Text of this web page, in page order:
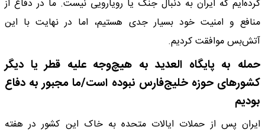
کرده‌ایم که ایران به دنبال جنگ یا رویارویی نیست. ما در دفاع از
منافع و امنیت خود بسیار جدی هستیم، اما در نهایت با این
آتش‌بس موافقت کردیم.
حمله به پایگاه العدید به هیچ‌وجه علیه قطر یا دیگر
کشورهای حوزه خلیج‌فارس نبوده است/ما مجبور به دفاع
بودیم
ایران پس از حملات ایالات متحده به خاک این کشور در هفته